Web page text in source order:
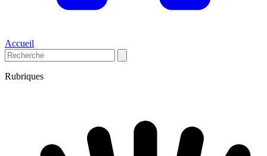
Accueil
Rubriques